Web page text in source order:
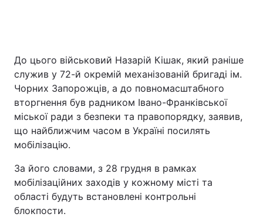
До цього військовий Назарій Кішак, який раніше
служив у 72-й окремій механізованій бригаді ім.
Чорних Запорожців, а до повномасштабного
вторгнення був радником Івано-Франківської
міської ради з безпеки та правопорядку, заявив,
що найближчим часом в Україні посилять
мобілізацію.
За його словами, з 28 грудня в рамках
мобілізаційних заходів у кожному місті та
області будуть встановлені контрольні
блокпости.